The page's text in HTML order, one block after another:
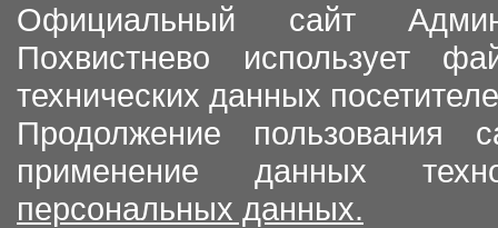
Официальный сайт
Похвистнево использует
технических данных
Продолжение пользования
применение данных
персональных данных.